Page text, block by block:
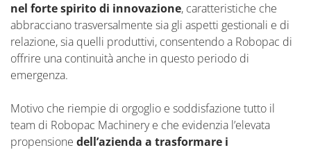
nel forte spirito di innovazione, caratteristiche che
abbracciano trasversalmente sia gli aspetti gestionali e di
relazione, sia quelli produttivi, consentendo a Robopac di
offrire una continuità anche in questo periodo di
emergenza.
Motivo che riempie di orgoglio e soddisfazione tutto il
team di Robopac Machinery e che evidenzia l’elevata
propensione dell’azienda a trasformare i